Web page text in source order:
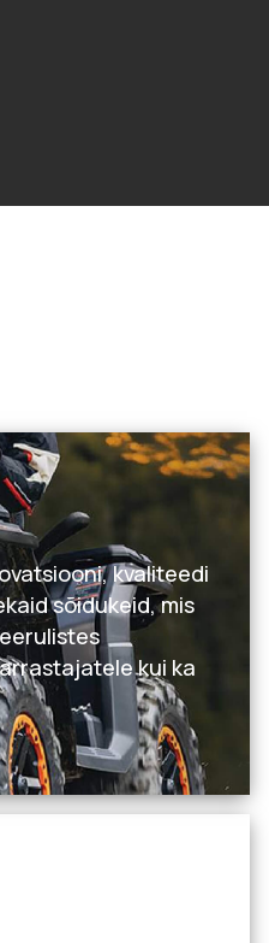
kvaliteedi
sõidukeid, mis
kui ka